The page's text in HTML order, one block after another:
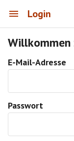
Login
Willkommen
E-Mail-Adresse
Passwort